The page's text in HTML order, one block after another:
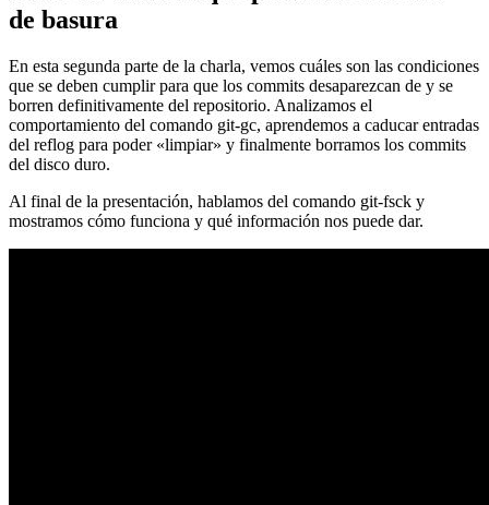
de basura
En esta segunda parte de la charla, vemos cuáles son las condiciones
que se deben cumplir para que los commits desaparezcan de y se
borren definitivamente del repositorio. Analizamos el
comportamiento del comando git-gc, aprendemos a caducar entradas
del reflog para poder «limpiar» y finalmente borramos los commits
del disco duro.
Al final de la presentación, hablamos del comando git-fsck y
mostramos cómo funciona y qué información nos puede dar.